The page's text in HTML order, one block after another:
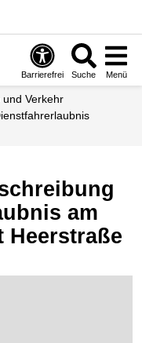
Barrierefrei Suche Menü
und Verkehr
am
Heerstraße